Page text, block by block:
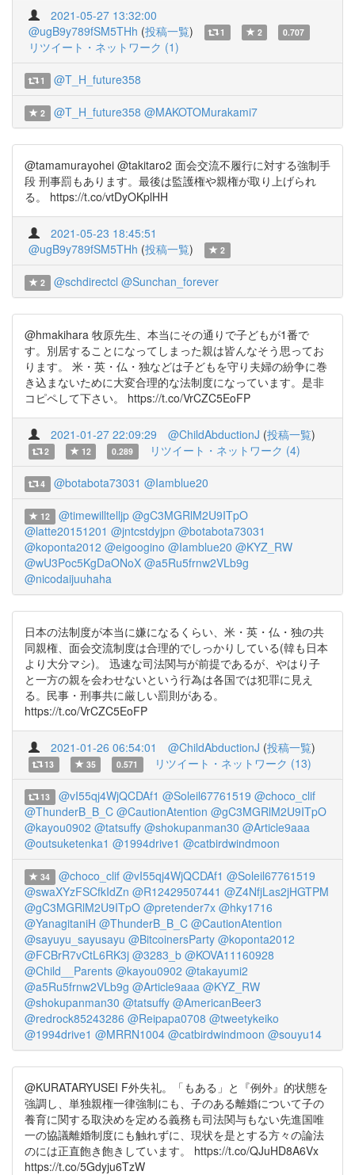
2021-05-27 13:32:00
@ugB9y789fSM5THh (投稿一覧) 1 2 0.707
リツイート・ネットワーク (1)
1 @T_H_future358
2 @T_H_future358 @MAKOTOMurakami7
@tamamurayohei @takitaro2 面会交流不履行に対する強制手
段 刑事罰もあります。最後は監護権や親権が取り上げられ
る。 https://t.co/vtDyOKplHH
2021-05-23 18:45:51
@ugB9y789fSM5THh (投稿一覧) 2
2 @schdirectcl @Sunchan_forever
@hmakihara 牧原先生、本当にその通りで子どもが1番で
す。別居することになってしまった親は皆んなそう思ってお
ります。 米・英・仏・独などは子どもを守り夫婦の紛争に巻
き込まないために大変合理的な法制度になっています。是非
コピペして下さい。 https://t.co/VrCZC5EoFP
2021-01-27 22:09:29 @ChildAbductionJ (投稿一覧)
2 12 0.289 リツイート・ネットワーク (4)
4 @botabota73031 @Iamblue20
12 @timewilltelljp @gC3MGRlM2U9ITpO
@latte20151201 @jntcstdyjpn @botabota73031
@koponta2012 @eigoogino @Iamblue20 @KYZ_RW
@wU3Poc5KgDaONoX @a5Ru5frnw2VLb9g
@nicodaijuuhaha
日本の法制度が本当に嫌になるくらい、米・英・仏・独の共
同親権、面会交流制度は合理的でしっかりしている(韓も日本
より大分マシ)。 迅速な司法関与が前提であるが、やはり子
と一方の親を会わせないという行為は各国では犯罪に見え
る。民事・刑事共に厳しい罰則がある。
https://t.co/VrCZC5EoFP
2021-01-26 06:54:01 @ChildAbductionJ (投稿一覧)
13 35 0.571 リツイート・ネットワーク (13)
13 @vI55qj4WjQCDAf1 @Soleil67761519 @choco_clif
@ThunderB_B_C @CautionAtention @gC3MGRlM2U9ITpO
@kayou0902 @tatsuffy @shokupanman30 @Article9aaa
@outsuketenka1 @1994drive1 @catbirdwindmoon
34 @choco_clif @vI55qj4WjQCDAf1 @Soleil67761519
@swaXYzFSCfkIdZn @R12429507441 @Z4NfjLas2jHGTPM
@gC3MGRlM2U9ITpO @pretender7x @hky1716
@YanagitaniH @ThunderB_B_C @CautionAtention
@sayuyu_sayusayu @BitcoinersParty @koponta2012
@FCBrR7vCtL6RK3j @3283_b @KOVA11160928
@Child__Parents @kayou0902 @takayumi2
@a5Ru5frnw2VLb9g @Article9aaa @KYZ_RW
@shokupanman30 @tatsuffy @AmericanBeer3
@redrock85243286 @Reipapa0708 @tweetykeiko
@1994drive1 @MRRN1004 @catbirdwindmoon @souyu14
@KURATARYUSEI F外失礼。「もある」と『例外』的状態を
強調し、単独親権一律強制にも、子のある離婚について子の
養育に関する取決めを定める義務も司法関与もない先進国唯
一の協議離婚制度にも触れずに、現状を是とする方々の論法
のには正直飽き飽きしています。 https://t.co/QJuHD8A6Vx
https://t.co/5Gdyju6TzW